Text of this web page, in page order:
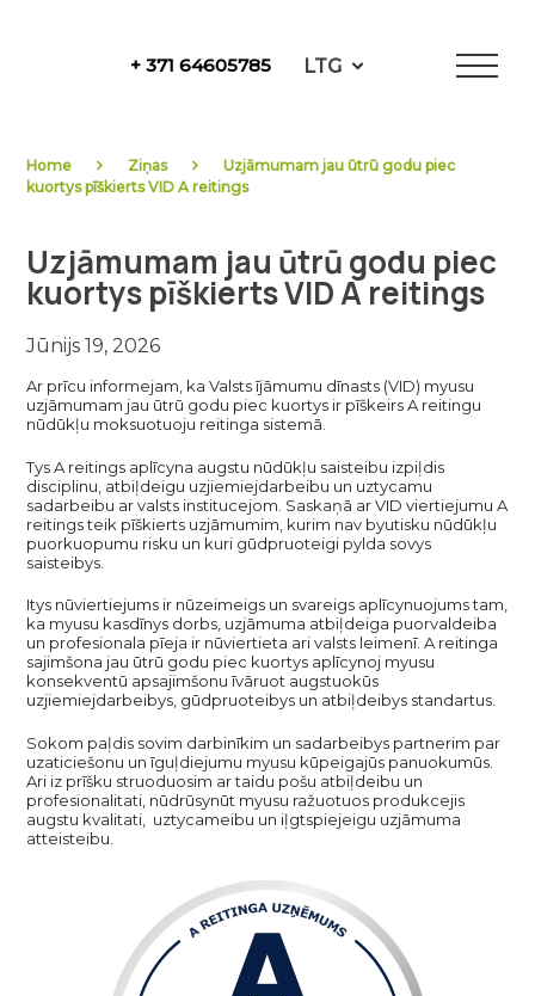
+ 371 64605785 LTG
Home Ziņas
Uzjāmumam jau ūtrū godu piec
kuortys pīškierts VID A reitings
Uzjāmumam jau ūtrū godu piec
kuortys pīškierts VID A reitings
Jūnijs 19, 2026
Ar prīcu informejam, ka Valsts ījāmumu dīnasts (VID) myusu
uzjāmumam jau ūtrū godu piec kuortys ir pīškeirs A reitingu
nūdūkļu moksuotuoju reitinga sistemā.
Tys A reitings aplīcyna augstu nūdūkļu saisteibu izpiļdis
disciplinu, atbiļdeigu uzjiemiejdarbeibu un uztycamu
sadarbeibu ar valsts institucejom. Saskaņā ar VID viertiejumu A
reitings teik pīškierts uzjāmumim, kurim nav byutisku nūdūkļu
puorkuopumu risku un kuri gūdpruoteigi pylda sovys
saisteibys.
Itys nūviertiejums ir nūzeimeigs un svareigs aplīcynuojums tam,
ka myusu kasdīnys dorbs, uzjāmuma atbiļdeiga puorvaldeiba
un profesionala pīeja ir nūviertieta ari valsts leimenī. A reitinga
sajimšona jau ūtrū godu piec kuortys aplīcynoj myusu
konsekventū apsajimšonu īvāruot augstuokūs
uzjiemiejdarbeibys, gūdpruoteibys un atbiļdeibys standartus.
Sokom paļdis sovim darbinīkim un sadarbeibys partnerim par
uzaticiešonu un īguļdiejumu myusu kūpeigajūs panuokumūs.
Ari iz prīšku struoduosim ar taidu pošu atbiļdeibu un
profesionalitati, nūdrūsynūt myusu ražuotuos produkcejis
augstu kvalitati, uztycameibu un iļgtspiejeigu uzjāmuma
atteisteibu.